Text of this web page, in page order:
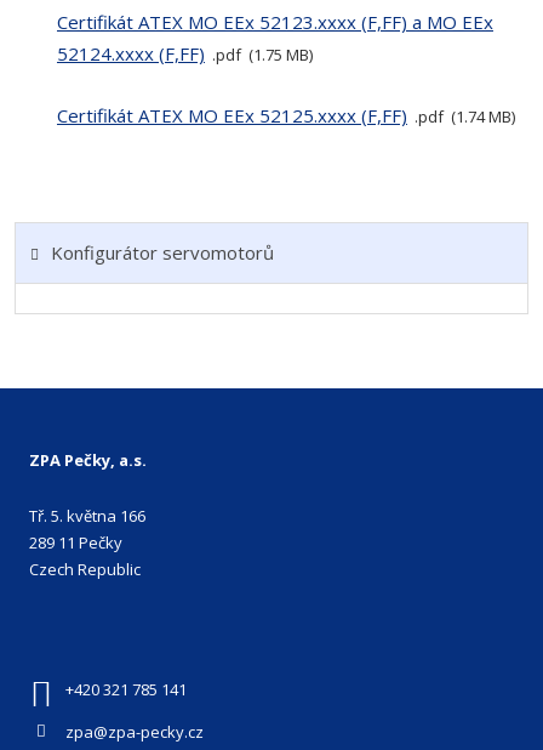
Certifikát ATEX MO EEx 52123.xxxx (F,FF) a MO EEx
52124.xxxx (F,FF) pdf 1.75 MB
Certifikát ATEX MO EEx 52125.xxxx (F,FF) pdf 1.74 MB
Konfigurátor servomotorů
ZPA Pečky, a.s.
Tř. 5. května 166
289 11 Pečky
Czech Republic
+420 321 785 141
zpa@zpa-pecky.cz